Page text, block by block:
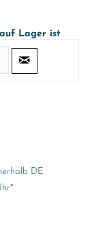
Lager ist
DE